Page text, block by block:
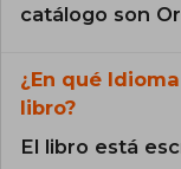
catálogo son
¿En qué
libro?
El libro está